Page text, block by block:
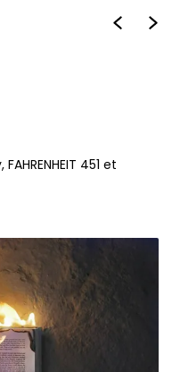
451 et